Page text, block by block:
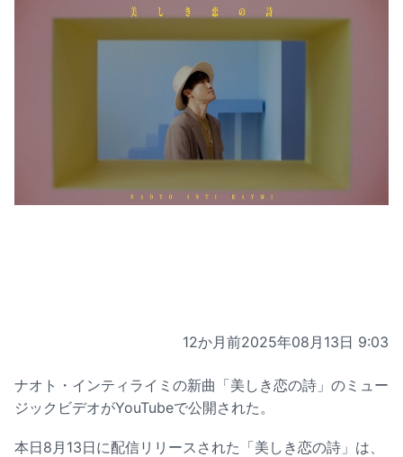
12か月前2025年08月13日 9:03
ナオト・インティライミの新曲「美しき恋の詩」のミュー
ジックビデオがYouTubeで公開された。
本日8月13日に配信リリースされた「美しき恋の詩」は、